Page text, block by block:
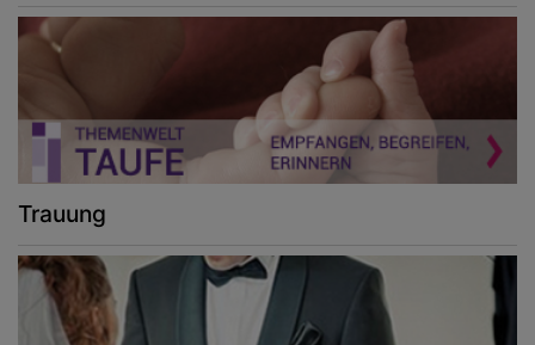
Trauung